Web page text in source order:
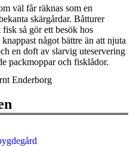
väl får räknas som en
skärgårdar. Båtturer
så gör ett besök hos
något bättre än att njuta
en doft av slarvig uteservering
packmoppar och fisklådor.
Enderborg